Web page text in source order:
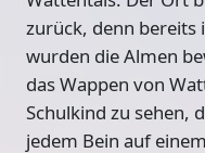
zurück, denn bereits
wurden die Almen
das Wappen von
Schulkind zu sehen,
jedem Bein auf